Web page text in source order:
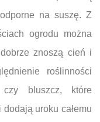
na suszę. Z
ogrodu można
znoszą cień i
roślinności
bluszcz, które
uroku całemu